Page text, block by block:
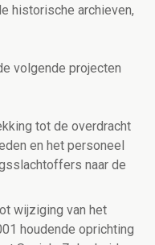
historische archieven,
volgende projecten
tot de overdracht
en het personeel
naar de
wijziging van het
houdende oprichting